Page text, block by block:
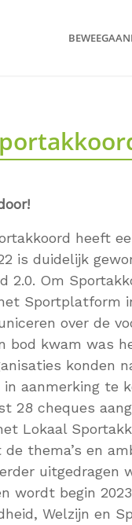
heeft
is duidelijk
2.0. Om
Sportplatform
over de
bod kwam was
konden
aanmerking te
28 cheques
Lokaal
thema’s en
uitgedragen
wordt begin
Welzijn en